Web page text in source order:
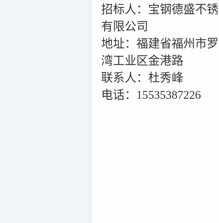
招标人：宝钢德盛不
有限公司
地址：福建省福州市
湾工业区金港路
联系人：杜秀峰
电话：15535387226